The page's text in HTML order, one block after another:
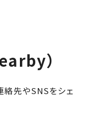
）
絡先やSNSをシェ